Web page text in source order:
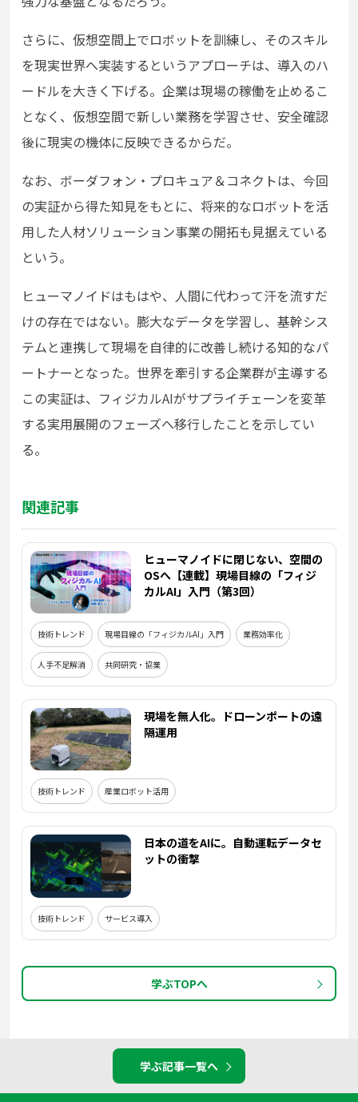
さらに、仮想空間上でロボットを訓練し、そのスキル
を現実世界へ実装するというアプローチは、導入のハ
ードルを大きく下げる。企業は現場の稼働を止めるこ
となく、仮想空間で新しい業務を学習させ、安全確認
後に現実の機体に反映できるからだ。
なお、ボーダフォン・プロキュア＆コネクトは、今回
の実証から得た知見をもとに、将来的なロボットを活
用した人材ソリューション事業の開拓も見据えている
という。
ヒューマノイドはもはや、人間に代わって汗を流すだ
けの存在ではない。膨大なデータを学習し、基幹シス
テムと連携して現場を自律的に改善し続ける知的なパ
ートナーとなった。世界を牽引する企業群が主導する
この実証は、フィジカルAIがサプライチェーンを変革
する実用展開のフェーズへ移行したことを示してい
る。
関連記事
ヒューマノイドに閉じない、空間の
OSへ【連載】現場目線の「フィジ
カルAI」入門（第3回）
技術トレンド 現場目線の「フィジカルAI」入門 業務効率化
人手不足解消 共同研究・協業
現場を無人化。ドローンポートの遠
隔運用
技術トレンド 産業ロボット活用
日本の道をAIに。自動運転データセ
ットの衝撃
技術トレンド サービス導入
学ぶTOPへ
学ぶ記事一覧へ